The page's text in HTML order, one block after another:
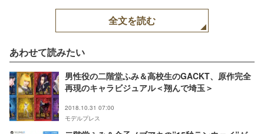
製作委員会
全文を読む
あわせて読みたい
男性役の二階堂ふみ＆高校生のGACKT、原作完全
再現のキャラビジュアル＜翔んで埼玉＞
2018.10.31 07:00
モデルプレス